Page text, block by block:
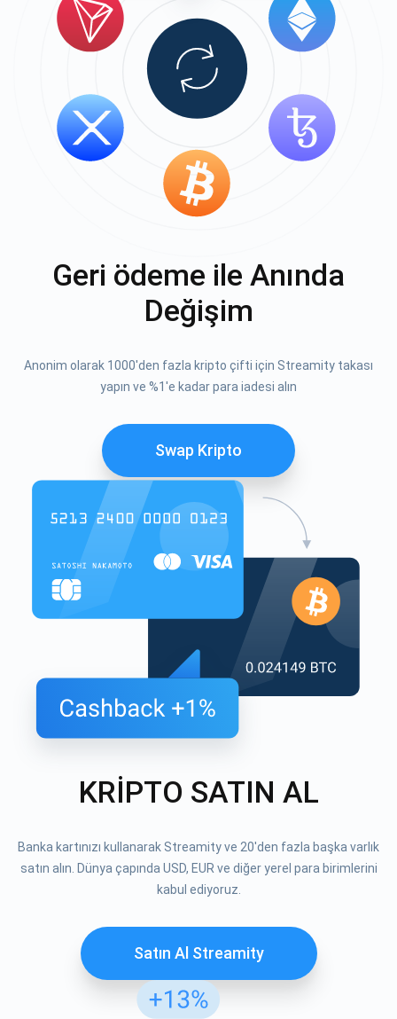
Geri ödeme ile Anında
Değişim
Anonim olarak 1000'den fazla kripto çifti için Streamity takası
yapın ve %1'e kadar para iadesi alın
Swap Kripto
KRİPTO SATIN AL
Banka kartınızı kullanarak Streamity ve 20'den fazla başka varlık
satın alın. Dünya çapında USD, EUR ve diğer yerel para birimlerini
kabul ediyoruz.
Satın Al Streamity